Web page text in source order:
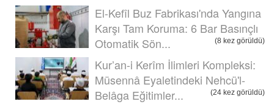
El-Kefîl Buz Fabrikası'nda Yangına
Karşı Tam Koruma: 6 Bar Basınçlı
Otomatik Sön...
(8 kez görüldü)
Kur’an-i Kerîm İlimleri Kompleksi:
Müsennâ Eyaletindeki Nehcü'l-
Belâga Eğitimler...
(24 kez görüldü)